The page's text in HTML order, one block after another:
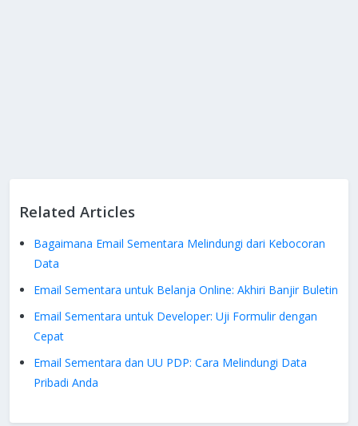
Related Articles
Bagaimana Email Sementara Melindungi dari Kebocoran
Data
Email Sementara untuk Belanja Online: Akhiri Banjir Buletin
Email Sementara untuk Developer: Uji Formulir dengan
Cepat
Email Sementara dan UU PDP: Cara Melindungi Data
Pribadi Anda